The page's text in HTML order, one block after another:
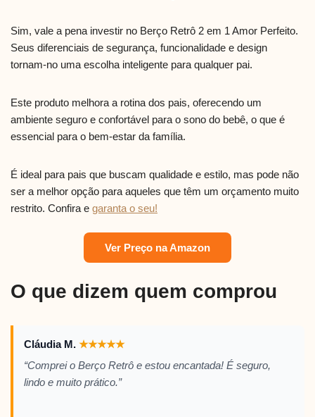
Sim, vale a pena investir no Berço Retrô 2 em 1 Amor Perfeito.
Seus diferenciais de segurança, funcionalidade e design
tornam-no uma escolha inteligente para qualquer pai.
Este produto melhora a rotina dos pais, oferecendo um
ambiente seguro e confortável para o sono do bebê, o que é
essencial para o bem-estar da família.
É ideal para pais que buscam qualidade e estilo, mas pode não
ser a melhor opção para aqueles que têm um orçamento muito
restrito. Confira e garanta o seu!
Ver Preço na Amazon
O que dizem quem comprou
Cláudia M. ★★★★★
“Comprei o Berço Retrô e estou encantada! É seguro,
lindo e muito prático.”